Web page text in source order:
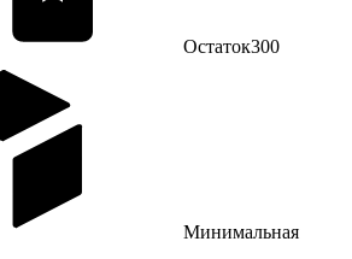
Остаток300
Минимальная